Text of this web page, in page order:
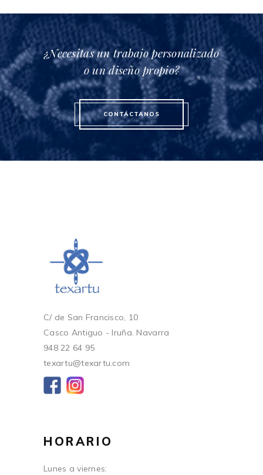
¿Necesitas un trabajo personalizado
o un diseño propio?
CONTÁCTANOS
C/ de San Francisco, 10
Casco Antiguo - Iruña. Navarra
948 22 64 95
texartu@texartu.com
HORARIO
Lunes a viernes: